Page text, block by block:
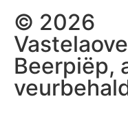
© 2026
Beerpiëp,